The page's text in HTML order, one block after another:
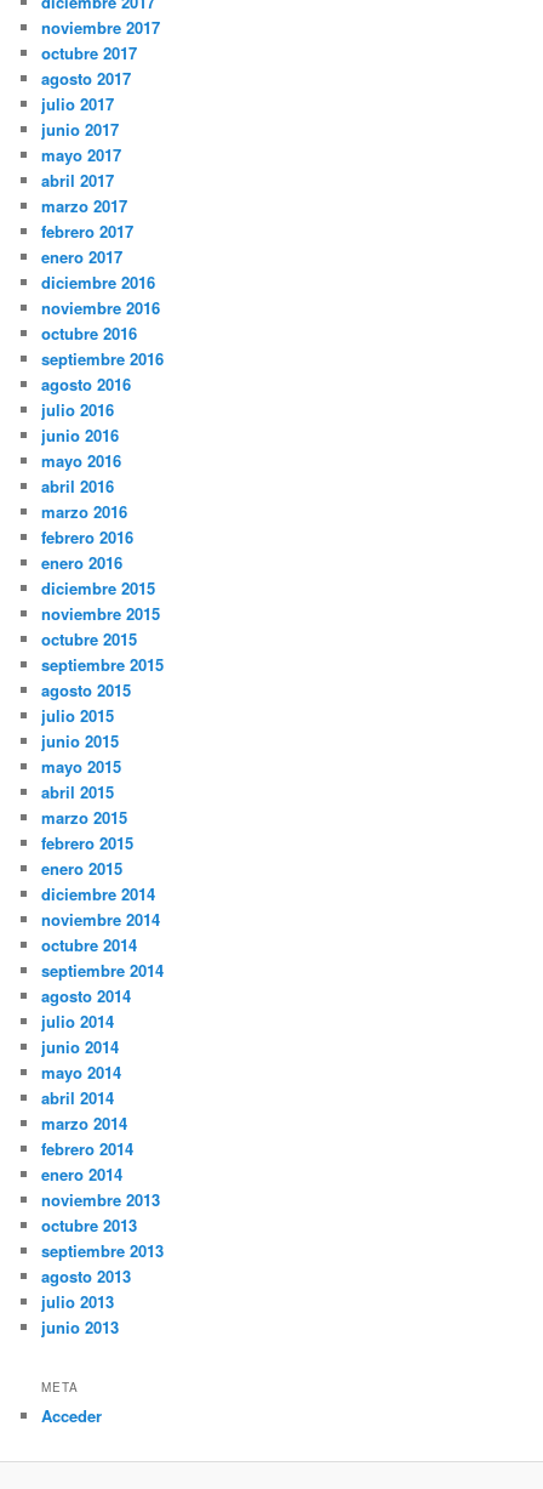
noviembre 2017
octubre 2017
agosto 2017
julio 2017
junio 2017
mayo 2017
abril 2017
marzo 2017
febrero 2017
enero 2017
diciembre 2016
noviembre 2016
octubre 2016
septiembre 2016
agosto 2016
julio 2016
junio 2016
mayo 2016
abril 2016
marzo 2016
febrero 2016
enero 2016
diciembre 2015
noviembre 2015
octubre 2015
septiembre 2015
agosto 2015
julio 2015
junio 2015
mayo 2015
abril 2015
marzo 2015
febrero 2015
enero 2015
diciembre 2014
noviembre 2014
octubre 2014
septiembre 2014
agosto 2014
julio 2014
junio 2014
mayo 2014
abril 2014
marzo 2014
febrero 2014
enero 2014
noviembre 2013
octubre 2013
septiembre 2013
agosto 2013
julio 2013
junio 2013
META
Acceder